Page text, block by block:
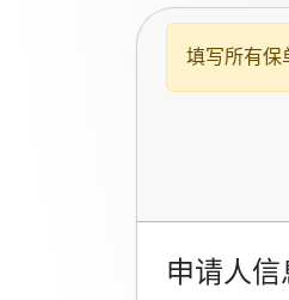
填写所有保
申请人信